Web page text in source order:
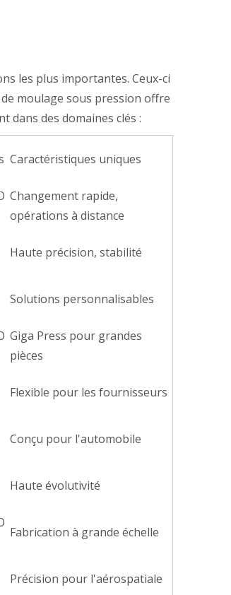
les plus importantes. Ceux-ci
moulage sous pression offre
dans des domaines clés :
Caractéristiques uniques
Changement rapide,
opérations à distance
Haute précision, stabilité
Solutions personnalisables
Giga Press pour grandes
pièces
Flexible pour les fournisseurs
Conçu pour l'automobile
Haute évolutivité
Fabrication à grande échelle
Précision pour l'aérospatiale